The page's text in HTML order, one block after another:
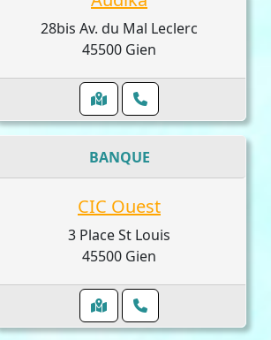
28bis Av. du Mal Leclerc
45500 Gien
BANQUE
CIC Ouest
3 Place St Louis
45500 Gien